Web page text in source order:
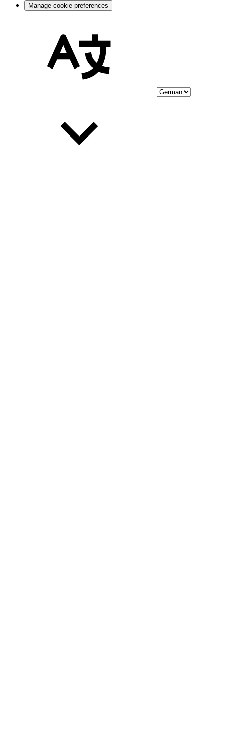
Manage cookie preferences